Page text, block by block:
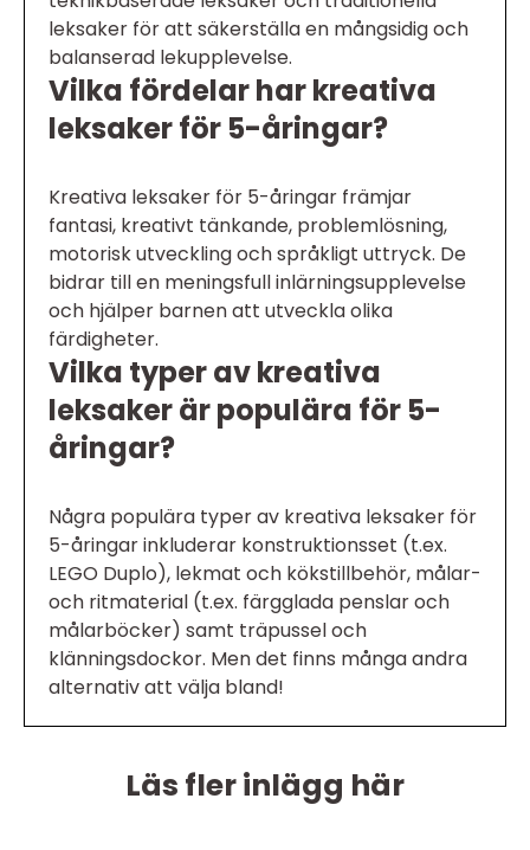
leksaker för att säkerställa en mångsidig och
balanserad lekupplevelse.
Vilka fördelar har kreativa
leksaker för 5-åringar?
Kreativa leksaker för 5-åringar främjar
fantasi, kreativt tänkande, problemlösning,
motorisk utveckling och språkligt uttryck. De
bidrar till en meningsfull inlärningsupplevelse
och hjälper barnen att utveckla olika
färdigheter.
Vilka typer av kreativa
leksaker är populära för 5-
åringar?
Några populära typer av kreativa leksaker för
5-åringar inkluderar konstruktionsset (t.ex.
LEGO Duplo), lekmat och kökstillbehör, målar-
och ritmaterial (t.ex. färgglada penslar och
målarböcker) samt träpussel och
klänningsdockor. Men det finns många andra
alternativ att välja bland!
Läs fler inlägg här